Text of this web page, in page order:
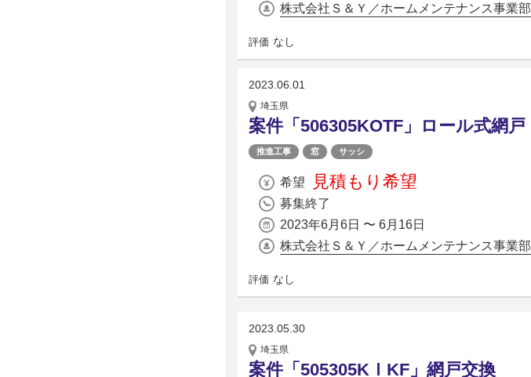
株式会社Ｓ＆Ｙ／ホームメンテナンス事業部
評価 なし
2023.06.01
埼玉県
案件「506305KOTF」ロール式網戸
推進工事 窓 サッシ
希望 見積もり希望
募集終了
2023年6月6日 〜 6月16日
株式会社Ｓ＆Ｙ／ホームメンテナンス事業部
評価 なし
2023.05.30
埼玉県
案件「505305KＩKF」網戸交換